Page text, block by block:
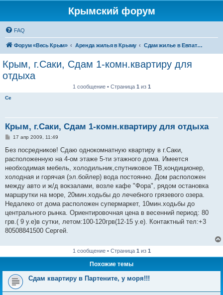
Крымский форум
FAQ
Форум «Весь Крым» Аренда жилья в Крыму Сдам жилье в Евпатории, Саках
Крым, г.Саки, Сдам 1-комн.квартиру для
отдыха
1 сообщение • Страница 1 из 1
Се
Крым, г.Саки, Сдам 1-комн.квартиру для отдыха
С
о
щ
е
и
е
17 апр 2009, 11:49
Без посредников! Сдаю однокомнатную квартиру в г.Саки,
расположенную на 4-ом этаже 5-ти этажного дома. Имеется
необходимая мебель, холодильник,спутниковое ТВ,кондиционер,
холодная и горячая (эл.бойлер) вода постоянно. Дом расположен
между авто и ж/д вокзалами, возле кафе "Фора", рядом остановка
маршрутки на море, 20мин.ходьбы до лечебного грязевого озера.
Недалеко от дома расположен супермаркет, 10мин.ходьбы до
центрального рынка. Ориентировочная цена в весенний период: 80
грв.( 9 у.е)в сутки, летом:100-120грв(12-15 у.е). Контактный тел:+3
80508841500 Сергей.
1 сообщение • Страница 1 из 1
Похожие темы
Сдам квартиру в Партените, у моря!!!